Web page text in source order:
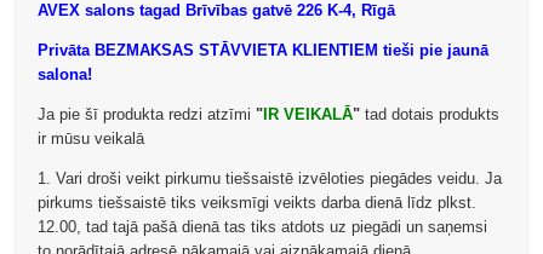
AVEX salons tagad Brīvības gatvē 226 K-4, Rīgā
Privāta BEZMAKSAS STĀVVIETA KLIENTIEM tieši pie jaunā
salona!
Ja pie šī produkta redzi atzīmi " IR VEIKALĀ" tad dotais produkts
ir mūsu veikalā
1. Vari droši veikt pirkumu tiešsaistē izvēloties piegādes veidu. Ja
pirkums tiešsaistē tiks veiksmīgi veikts darba dienā līdz plkst.
12.00, tad tajā pašā dienā tas tiks atdots uz piegādi un saņemsi